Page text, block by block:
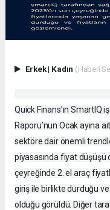
Erkek| Kadın (Haberi
Quick Finans’ın SmartIQ
Raporu’nun Ocak ayına
sektöre dair önemli
piyasasında fiyat düşüşü
çeyreğinde 2. el araç
giriş ile birlikte durduğu
olduğu görüldü. Diğer